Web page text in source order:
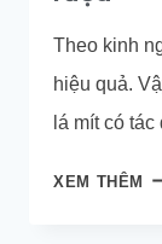
Theo kinh
hiệu quả.
lá mít có
XEM THÊM